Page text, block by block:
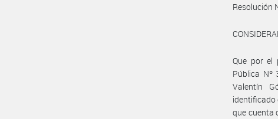
Resolución
Que por el
Pública Nº
Valentín
identificado
que cuenta